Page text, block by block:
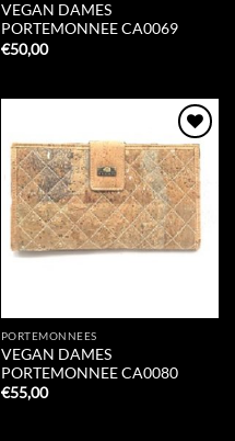
VEGAN DAMES
PORTEMONNEE CA0069
€50,00
Add to
Wishlist
PORTEMONNEES
VEGAN DAMES
PORTEMONNEE CA0080
€55,00